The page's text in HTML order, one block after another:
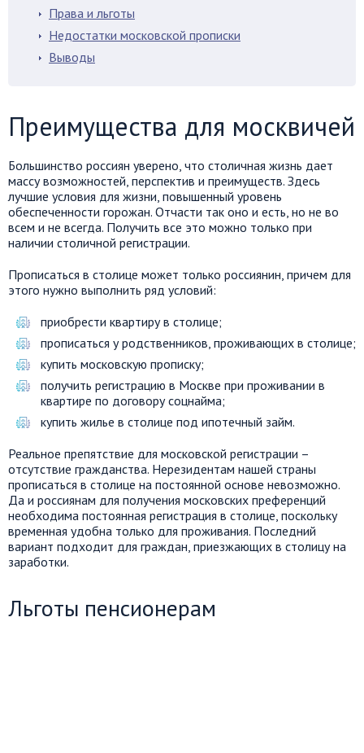
Права и льготы
Недостатки московской прописки
Выводы
Преимущества для москвичей
Большинство россиян уверено, что столичная жизнь дает
массу возможностей, перспектив и преимуществ. Здесь
лучшие условия для жизни, повышенный уровень
обеспеченности горожан. Отчасти так оно и есть, но не во
всем и не всегда. Получить все это можно только при
наличии столичной регистрации.
Прописаться в столице может только россиянин, причем для
этого нужно выполнить ряд условий:
приобрести квартиру в столице;
прописаться у родственников, проживающих в столице;
купить московскую прописку;
получить регистрацию в Москве при проживании в
квартире по договору соцнайма;
купить жилье в столице под ипотечный займ.
Реальное препятствие для московской регистрации –
отсутствие гражданства. Нерезидентам нашей страны
прописаться в столице на постоянной основе невозможно.
Да и россиянам для получения московских преференций
необходима постоянная регистрация в столице, поскольку
временная удобна только для проживания. Последний
вариант подходит для граждан, приезжающих в столицу на
заработки.
Льготы пенсионерам